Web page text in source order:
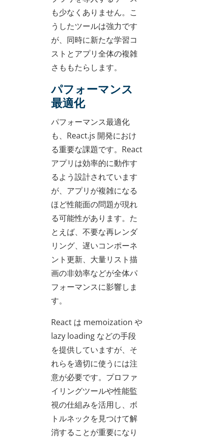
も少なくありません。こ
うしたツールは強力です
が、同時に新たな学習コ
ストとアプリ全体の複雑
さももたらします。
パフォーマンス
最適化
パフォーマンス最適化
も、React.js 開発におけ
る重要な課題です。React
アプリは効率的に動作す
るよう設計されています
が、アプリが複雑になる
ほど性能面の問題が現れ
る可能性があります。た
とえば、不要な再レンダ
リング、遅いコンポーネ
ント更新、大量リスト描
画の非効率などが全体パ
フォーマンスに影響しま
す。
React は memoization や
lazy loading などの手段
を提供していますが、そ
れらを適切に使うには注
意が必要です。プロファ
イリングツールや性能監
視の仕組みを活用し、ボ
トルネックを見つけて解
消することが重要になり